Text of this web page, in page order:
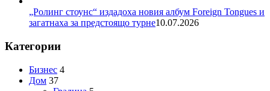
„Ролинг стоунс“ издадоха новия албум Foreign Tongues и
загатнаха за предстоящо турне10.07.2026
Категории
Бизнес 4
Дом 37